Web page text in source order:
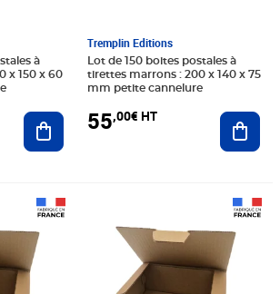
à
x 150 x 60
Ajouter au panier
Tremplin Editions
Lot de 150 boites postales à
tirettes marrons : 200 x 140 x 75
mm petite cannelure
55,00€ HT